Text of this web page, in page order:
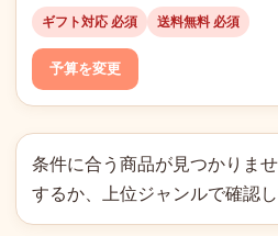
ギフト対応 必須 送料無料 必須
予算を変更
条件に合う商品が見つかりま
するか、上位ジャンルで確認し